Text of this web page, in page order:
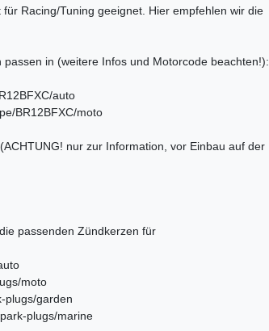
Racing/Tuning geeignet. Hier empfehlen wir die
in (weitere Infos und Motorcode beachten!):
auto
BR12BFXC/moto
nur zur Information, vor Einbau auf der
passenden Zündkerzen für
moto
plugs/garden
plugs/marine